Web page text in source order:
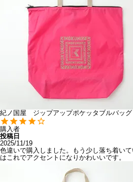
紀ノ国屋 ジップアップポケッタブルバッ
購入者
投稿日
2025/11/19
色違いで購入しました。もう少し落ち着い
はこれでアクセントになりかわいいです。